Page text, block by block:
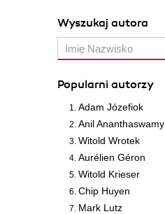
Wyszukaj autora
Popularni autorzy
Adam Józefiok
Anil Ananthaswamy
Witold Wrotek
Aurélien Géron
Witold Krieser
Chip Huyen
Mark Lutz